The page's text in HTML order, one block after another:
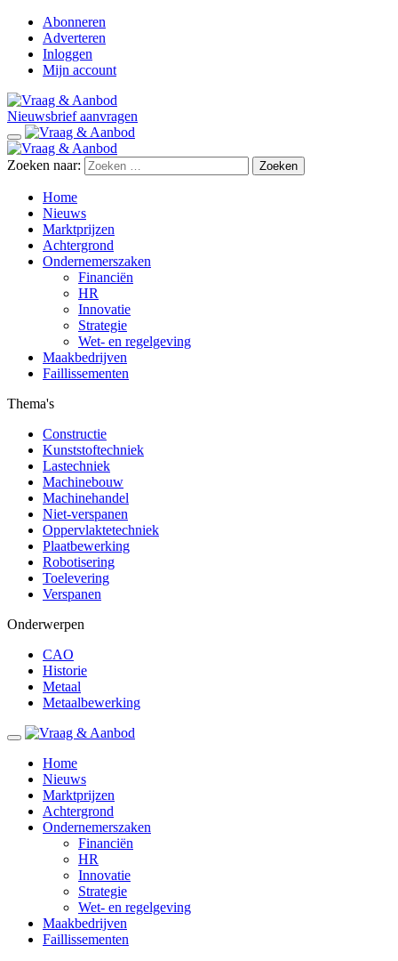
Abonneren
Adverteren
Inloggen
Mijn account
Nieuwsbrief aanvragen
Zoeken naar:
Home
Nieuws
Marktprijzen
Achtergrond
Ondernemerszaken
Financiën
HR
Innovatie
Strategie
Wet- en regelgeving
Maakbedrijven
Faillissementen
Thema's
Constructie
Kunststoftechniek
Lastechniek
Machinebouw
Machinehandel
Niet-verspanen
Oppervlaktetechniek
Plaatbewerking
Robotisering
Toelevering
Verspanen
Onderwerpen
CAO
Historie
Metaal
Metaalbewerking
Home
Nieuws
Marktprijzen
Achtergrond
Ondernemerszaken
Financiën
HR
Innovatie
Strategie
Wet- en regelgeving
Maakbedrijven
Faillissementen